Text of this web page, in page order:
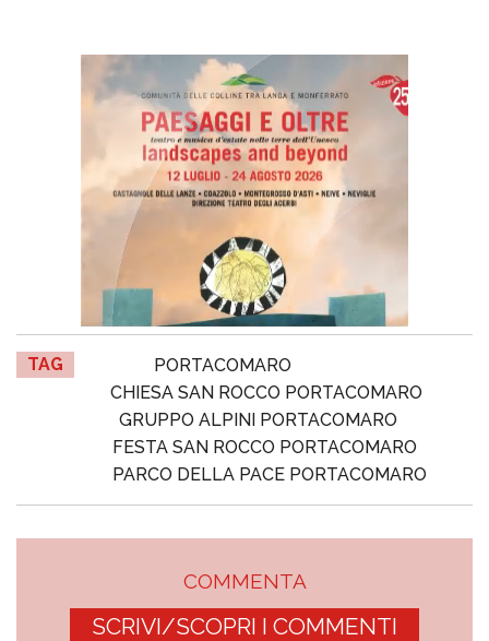
TAG
PORTACOMARO
CHIESA SAN ROCCO PORTACOMARO
GRUPPO ALPINI PORTACOMARO
FESTA SAN ROCCO PORTACOMARO
PARCO DELLA PACE PORTACOMARO
COMMENTA
SCRIVI/SCOPRI I COMMENTI